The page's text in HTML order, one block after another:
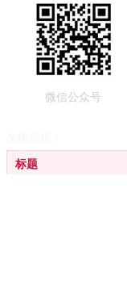
标题
微信公众号